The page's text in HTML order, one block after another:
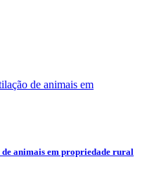
animais em propriedade rural